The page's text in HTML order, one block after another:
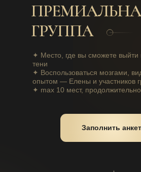
ГРУППА
✦ Место, где вы сможете выйти
тени
✦ Воспользоваться мозгами,
опытом — Елены и участников
✦ max 10 мест,
Заполнить